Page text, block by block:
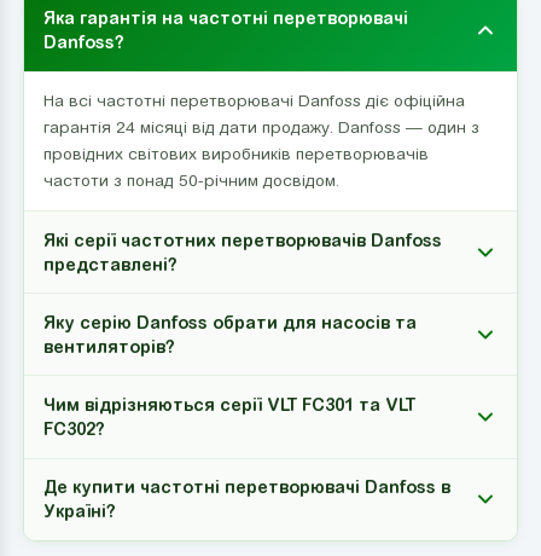
Яка гарантія на частотні перетворювачі
Danfoss?
На всі частотні перетворювачі Danfoss діє офіційна
гарантія 24 місяці від дати продажу. Danfoss — один з
провідних світових виробників перетворювачів
частоти з понад 50-річним досвідом.
Які серії частотних перетворювачів Danfoss
представлені?
Яку серію Danfoss обрати для насосів та
вентиляторів?
Чим відрізняються серії VLT FC301 та VLT
FC302?
Де купити частотні перетворювачі Danfoss в
Україні?